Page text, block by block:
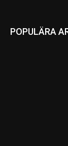
POPULÄRA